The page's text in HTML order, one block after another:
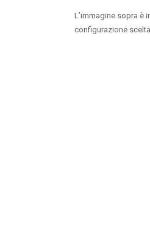
L’immagine sopra è
configurazione